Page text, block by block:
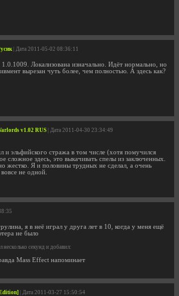
| Дата 2011-05-02 08:36:11
Локализована изначально. Идёт нормально, но
вырезан чуть более, чем полностью. А здесь как?
v1.02 RUS | Дата 2011-04-30 23:34:49
и эльфийского стража в том числе (хотя помучился
сложное здесь, это выкачивать спелы из заключенных.
жестко. Я и половины трудных не сделал, а очень
не одной.
я в неё играл у друга лет в 10, когда у меня ещё
не было
несколько секунд и добавил:
Mass Effect напоминает
| Дата 2011-03-27 15:50:54